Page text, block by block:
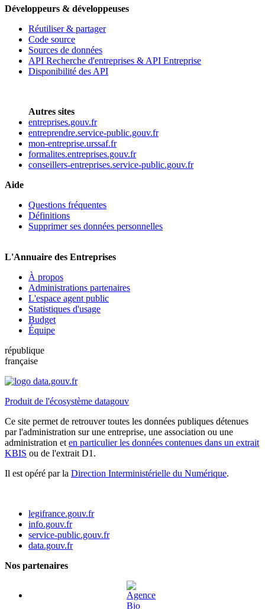
Développeurs & développeuses
Réutiliser & partager
Code source
Sources de données
API Recherche d'entreprises & API Entreprise
Disponibilité des API
Autres sites
entreprises.gouv.fr
entreprendre.service-public.gouv.fr
mon-entreprise.urssaf.fr
formalites.entreprises.gouv.fr
conseillers-entreprises.service-public.gouv.fr
Aide
Questions fréquentes
Définitions
Supprimer ses données personnelles
L'Annuaire des Entreprises
À propos
Administrations partenaires
L'espace agent public
Statistiques d'usage
Budget
Équipe
république
française
Produit de l'écosystème datagouv
Ce site permet de retrouver toutes les données publiques détenues
par l'administration sur une entreprise, une association ou une
administration et en particulier les données contenues dans un extrait
KBIS ou de l'extrait D1.
Il est opéré par la Direction Interministérielle du Numérique.
legifrance.gouv.fr
info.gouv.fr
service-public.gouv.fr
data.gouv.fr
Nos partenaires